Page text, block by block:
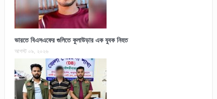
ভারতে বিএসএফের গুলিতে কুলাউড়ার এক যুবক নিহত
আগস্ট ০৯, ২০২৬